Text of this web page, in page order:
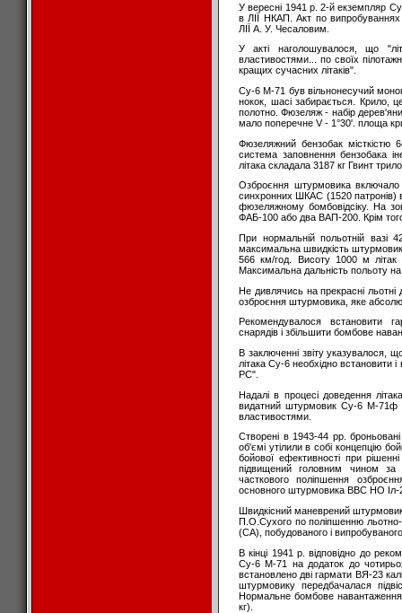
У вересні 1941 р. 2-й екземпляр
в ЛІЇ НКАП. Акт по
ЛІЇ А. У. Чесаловим.
У акті наголошувалося, що
властивостями... по своїх
кращих сучасних літаків".
Су-6 М-71 був вільнонесучий
нокок, шасі забирається. Крило,
полотно. Фюзеляж - набір
мало поперечне V - 1°30'. площа
Фюзеляжний бензобак місткістю
система заповнення бензобака
літака складала 3187 кг Гвинт
Озброєння штурмовика
синхронних ШКАС (1520 патронів)
фюзеляжному бомбовідсіку. На
ФАБ-100 або два ВАП-200. Крім того,
При нормальній польотній вазі
максимальна швидкість
566 км/год. Висоту 1000 м
Максимальна дальність польоту
Не дивлячись на прекрасні
озброєння штурмовика, яке
Рекомендувалося встановити
снарядів і збільшити бомбове
В заключенні звіту указувалося,
літака Су-6 необхідно встановити і
PC".
Надалі в процесі доведення
видатний штурмовик Су-6 М-71ф
властивостями.
Створені в 1943-44 рр.
об'ємі утілили в собі концепцію
бойової ефективності при
підвищений головним чином за
часткового поліпшення
основного штурмовика ВВС НО Іл-
Швидкісний маневрений
П.О.Сухого по поліпшенню
(СА), побудованого і
В кінці 1941 р. відповідно до
Су-6 М-71 на додаток до
встановлено дві гармати ВЯ-23
штурмовику передбачалася
Нормальне бомбове
кг).